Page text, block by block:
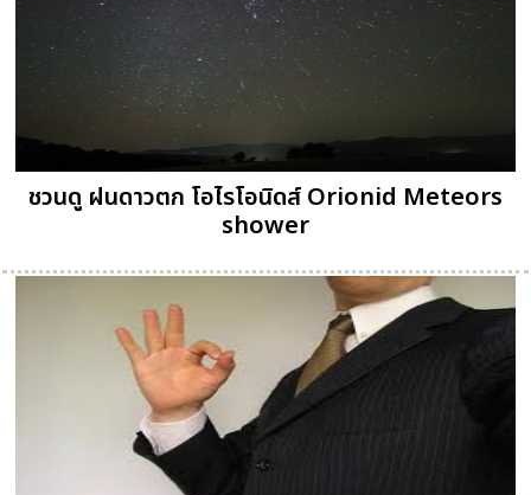
ชวนดู ฝนดาวตก โอไรโอนิดส์ Orionid Meteors
shower